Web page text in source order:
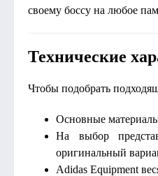
своему боссу на любое
Технические
Чтобы подобрать
Основные
На выбор
оригинальный
Adidas Equipment